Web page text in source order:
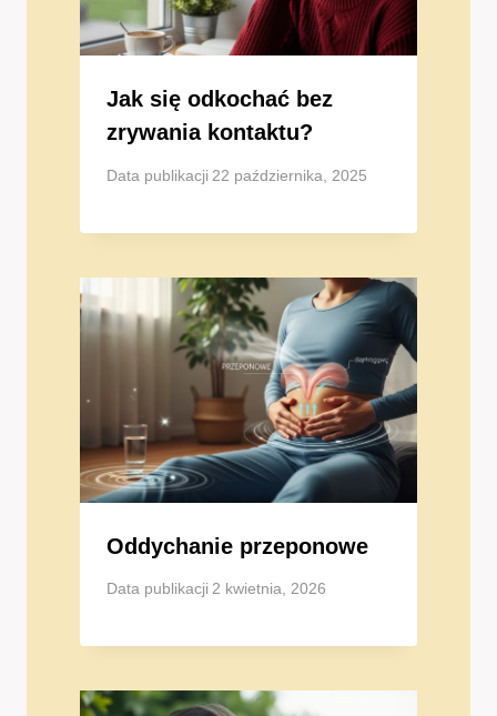
Jak się odkochać bez
zrywania kontaktu?
Data publikacji 22 października, 2025
Oddychanie przeponowe
Data publikacji 2 kwietnia, 2026